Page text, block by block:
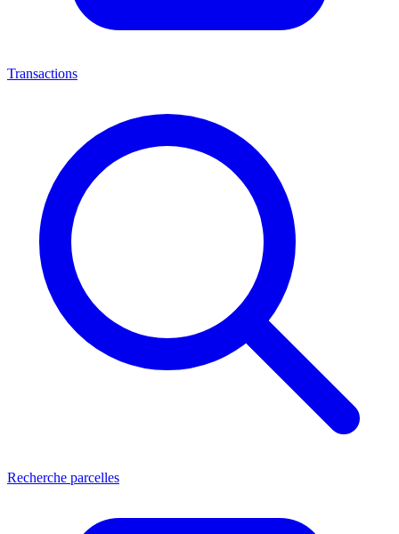
Transactions
Recherche parcelles